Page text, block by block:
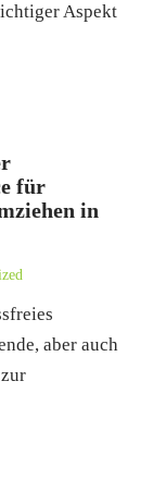
Aspekt
für
in
aber auch